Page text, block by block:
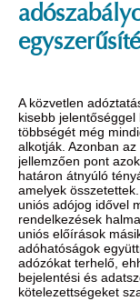
A közvetlen
kisebb
többségét még
alkotják. Azonban
jellemzően pont
határon átnyúló
amelyek
uniós adójog idővel
rendelkezések
uniós előírások
adóhatóságok
adózókat terhelő,
bejelentési és
kötelezettségeket